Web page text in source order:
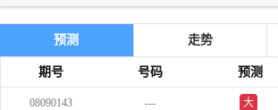
预测 走势
期号 号码 预测
08090143 ---
大